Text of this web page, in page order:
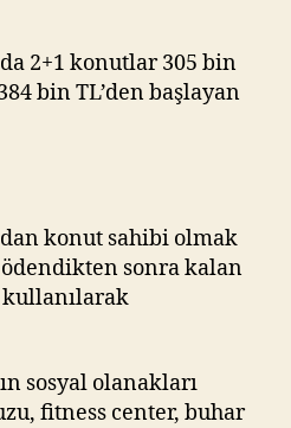
2+1 konutlar 305 bin
bin TL’den başlayan
konut sahibi olmak
sonra kalan
sosyal olanakları
fitness center, buhar